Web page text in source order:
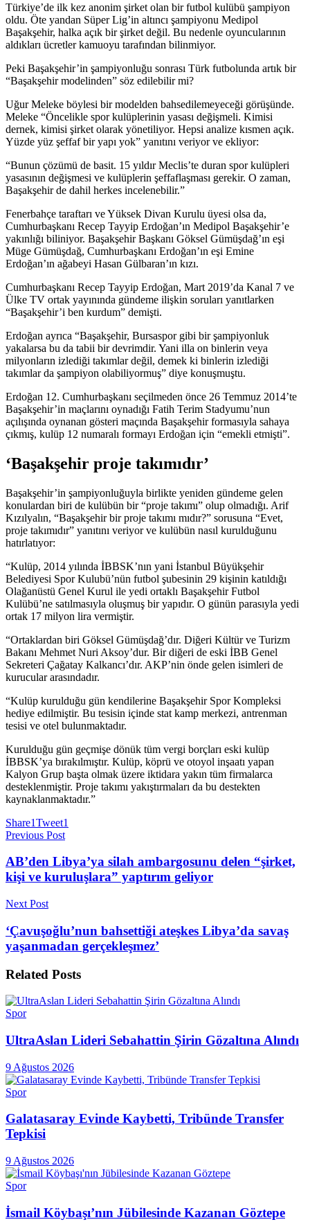
Türkiye’de ilk kez anonim şirket olan bir futbol kulübü şampiyon
oldu. Öte yandan Süper Lig’in altıncı şampiyonu Medipol
Başakşehir, halka açık bir şirket değil. Bu nedenle oyuncularının
aldıkları ücretler kamuoyu tarafından bilinmiyor.
Peki Başakşehir’in şampiyonluğu sonrası Türk futbolunda artık bir
“Başakşehir modelinden” söz edilebilir mi?
Uğur Meleke böylesi bir modelden bahsedilemeyeceği görüşünde.
Meleke “Öncelikle spor kulüplerinin yasası değişmeli. Kimisi
dernek, kimisi şirket olarak yönetiliyor. Hepsi analize kısmen açık.
Yüzde yüz şeffaf bir yapı yok” yanıtını veriyor ve ekliyor:
“Bunun çözümü de basit. 15 yıldır Meclis’te duran spor kulüpleri
yasasının değişmesi ve kulüplerin şeffaflaşması gerekir. O zaman,
Başakşehir de dahil herkes incelenebilir.”
Fenerbahçe taraftarı ve Yüksek Divan Kurulu üyesi olsa da,
Cumhurbaşkanı Recep Tayyip Erdoğan’ın Medipol Başakşehir’e
yakınlığı biliniyor. Başakşehir Başkanı Göksel Gümüşdağ’ın eşi
Müge Gümüşdağ, Cumhurbaşkanı Erdoğan’ın eşi Emine
Erdoğan’ın ağabeyi Hasan Gülbaran’ın kızı.
Cumhurbaşkanı Recep Tayyip Erdoğan, Mart 2019’da Kanal 7 ve
Ülke TV ortak yayınında gündeme ilişkin soruları yanıtlarken
“Başakşehir’i ben kurdum” demişti.
Erdoğan ayrıca “Başakşehir, Bursaspor gibi bir şampiyonluk
yakalarsa bu da tabii bir devrimdir. Yani illa on binlerin veya
milyonların izlediği takımlar değil, demek ki binlerin izlediği
takımlar da şampiyon olabiliyormuş” diye konuşmuştu.
Erdoğan 12. Cumhurbaşkanı seçilmeden önce 26 Temmuz 2014’te
Başakşehir’in maçlarını oynadığı Fatih Terim Stadyumu’nun
açılışında oynanan gösteri maçında Başakşehir formasıyla sahaya
çıkmış, kulüp 12 numaralı formayı Erdoğan için “emekli etmişti”.
‘Başakşehir proje takımıdır’
Başakşehir’in şampiyonluğuyla birlikte yeniden gündeme gelen
konulardan biri de kulübün bir “proje takımı” olup olmadığı. Arif
Kızılyalın, “Başakşehir bir proje takımı mıdır?” sorusuna “Evet,
proje takımıdır” yanıtını veriyor ve kulübün nasıl kurulduğunu
hatırlatıyor:
“Kulüp, 2014 yılında İBBSK’nın yani İstanbul Büyükşehir
Belediyesi Spor Kulubü’nün futbol şubesinin 29 kişinin katıldığı
Olağanüstü Genel Kurul ile yedi ortaklı Başakşehir Futbol
Kulübü’ne satılmasıyla oluşmuş bir yapıdır. O günün parasıyla yedi
ortak 17 milyon lira vermiştir.
“Ortaklardan biri Göksel Gümüşdağ’dır. Diğeri Kültür ve Turizm
Bakanı Mehmet Nuri Aksoy’dur. Bir diğeri de eski İBB Genel
Sekreteri Çağatay Kalkancı’dır. AKP’nin önde gelen isimleri de
kurucular arasındadır.
“Kulüp kurulduğu gün kendilerine Başakşehir Spor Kompleksi
hediye edilmiştir. Bu tesisin içinde stat kamp merkezi, antrenman
tesisi ve otel bulunmaktadır.
Kurulduğu gün geçmişe dönük tüm vergi borçları eski kulüp
İBBSK’ya bırakılmıştır. Kulüp, köprü ve otoyol inşaatı yapan
Kalyon Grup başta olmak üzere iktidara yakın tüm firmalarca
desteklenmiştir. Proje takımı yakıştırmaları da bu destekten
kaynaklanmaktadır.”
Share1Tweet1
Previous Post
AB’den Libya’ya silah ambargosunu delen “şirket,
kişi ve kuruluşlara” yaptırım geliyor
Next Post
‘Çavuşoğlu’nun bahsettiği ateşkes Libya’da savaş
yaşanmadan gerçekleşmez’
Related Posts
Spor
UltraAslan Lideri Sebahattin Şirin Gözaltına Alındı
9 Ağustos 2026
Spor
Galatasaray Evinde Kaybetti, Tribünde Transfer
Tepkisi
9 Ağustos 2026
Spor
İsmail Köybaşı’nın Jübilesinde Kazanan Göztepe